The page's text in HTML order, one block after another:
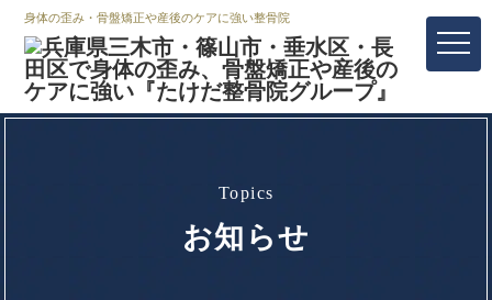
身体の歪み・骨盤矯正や産後のケアに強い整骨院
topics
お知らせ